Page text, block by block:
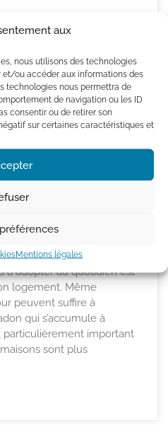
aux
nous utilisons des technologies
ou accéder aux informations des
technologies nous permettra de
de navigation ou les ID
consentir ou de retirer son
sur certaines caractéristiques et
Mentions légales
pour se protéger du
à adopter au quotidien est
logement. Même
peuvent suffire à
qui s’accumule à
particulièrement important
sont plus